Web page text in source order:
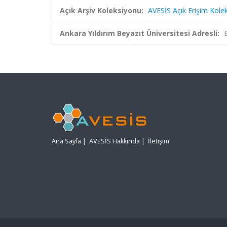
Açık Arşiv Koleksiyonu: AVESİS Açık Erişim
Ankara Yıldırım Beyazıt Üniversitesi Adresli:
Ana Sayfa | AVESİS Hakkında | İletişim